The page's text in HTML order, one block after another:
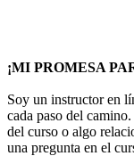
¡MI PROMESA
Soy un instructor en
cada paso del
del curso o algo
una pregunta en el